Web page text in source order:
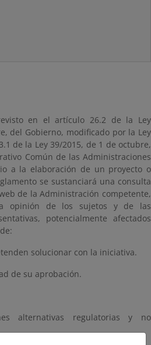
en el artículo 26.2 de la Ley
del Gobierno, modificado por la Ley
de la Ley 39/2015, de 1 de octubre,
Común de las Administraciones
a la elaboración de un proyecto o
se sustanciará una consulta
de la Administración competente,
opinión de los sujetos y de las
potencialmente afectados
solucionar con la iniciativa.
de su aprobación.
alternativas regulatorias y no